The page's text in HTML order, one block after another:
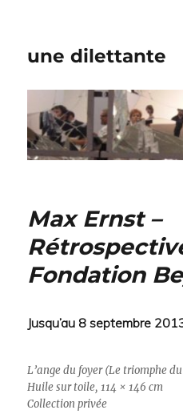
une dilettante
Max Ernst –
Fondation
Jusqu’au 8 septembre
L’ange du foyer (Le triomphe
Huile sur toile, 114 × 146 cm
Collection privée